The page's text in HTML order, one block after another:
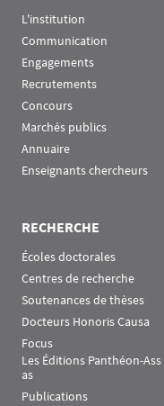
L'institution
Communication
Engagements
Recrutements
Concours
Marchés publics
Annuaire
Enseignants chercheurs
RECHERCHE
Écoles doctorales
Centres de recherche
Soutenances de thèses
Docteurs Honoris Causa
Focus
Les Éditions Panthéon-Ass
as
Publications